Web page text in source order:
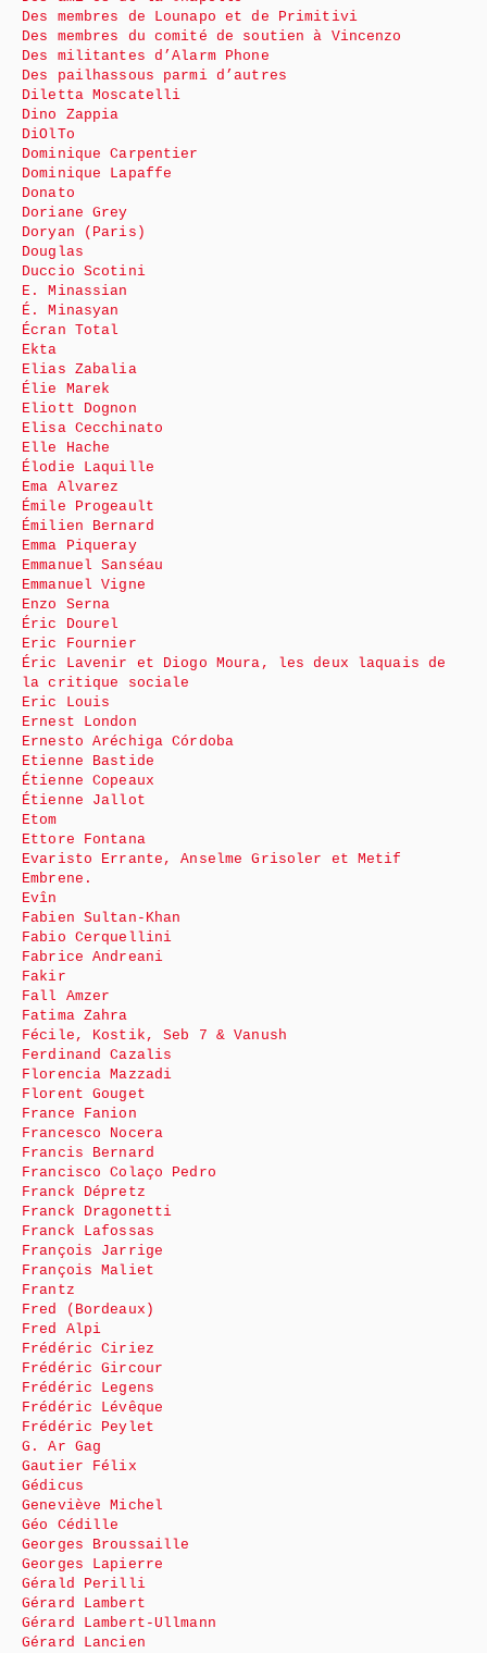
Des membres de Lounapo et de Primitivi
Des membres du comité de soutien à Vincenzo
Des militantes d’Alarm Phone
Des pailhassous parmi d’autres
Diletta Moscatelli
Dino Zappia
DiOlTo
Dominique Carpentier
Dominique Lapaffe
Donato
Doriane Grey
Doryan (Paris)
Douglas
Duccio Scotini
E. Minassian
É. Minasyan
Écran Total
Ekta
Elias Zabalia
Élie Marek
Eliott Dognon
Elisa Cecchinato
Elle Hache
Élodie Laquille
Ema Alvarez
Émile Progeault
Émilien Bernard
Emma Piqueray
Emmanuel Sanséau
Emmanuel Vigne
Enzo Serna
Éric Dourel
Eric Fournier
Éric Lavenir et Diogo Moura, les deux laquais de
la critique sociale
Eric Louis
Ernest London
Ernesto Aréchiga Córdoba
Etienne Bastide
Étienne Copeaux
Étienne Jallot
Etom
Ettore Fontana
Evaristo Errante, Anselme Grisoler et Metif
Embrene.
Evîn
Fabien Sultan-Khan
Fabio Cerquellini
Fabrice Andreani
Fakir
Fall Amzer
Fatima Zahra
Fécile, Kostik, Seb 7 & Vanush
Ferdinand Cazalis
Florencia Mazzadi
Florent Gouget
France Fanion
Francesco Nocera
Francis Bernard
Francisco Colaço Pedro
Franck Dépretz
Franck Dragonetti
Franck Lafossas
François Jarrige
François Maliet
Frantz
Fred (Bordeaux)
Fred Alpi
Frédéric Ciriez
Frédéric Gircour
Frédéric Legens
Frédéric Lévêque
Frédéric Peylet
G. Ar Gag
Gautier Félix
Gédicus
Geneviève Michel
Géo Cédille
Georges Broussaille
Georges Lapierre
Gérald Perilli
Gérard Lambert
Gérard Lambert-Ullmann
Gérard Lancien